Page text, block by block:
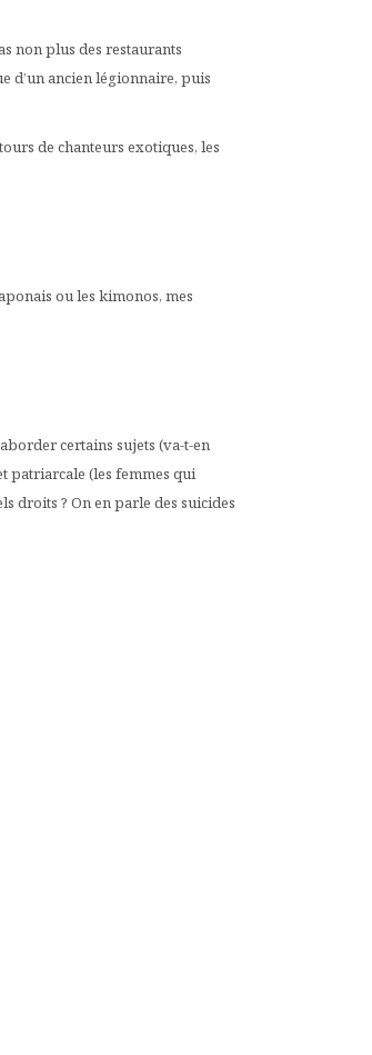
non plus des restaurants
d’un ancien légionnaire, puis
de chanteurs exotiques, les
ou les kimonos, mes
certains sujets (va-t-en
patriarcale (les femmes qui
droits ? On en parle des suicides